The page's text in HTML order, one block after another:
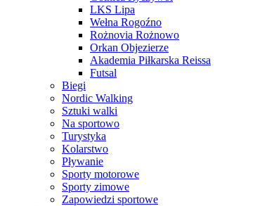
LKS Lipa
Wełna Rogoźno
Rożnovia Rożnowo
Orkan Objezierze
Akademia Piłkarska Reissa
Futsal
Biegi
Nordic Walking
Sztuki walki
Na sportowo
Turystyka
Kolarstwo
Pływanie
Sporty motorowe
Sporty zimowe
Zapowiedzi sportowe